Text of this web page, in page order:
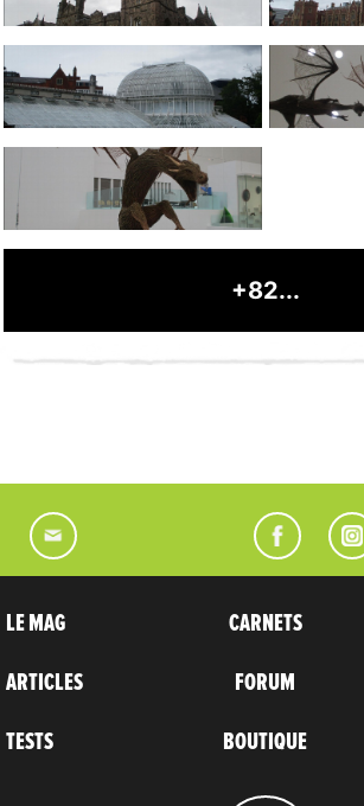
+82...
LE MAG
ARTICLES
TESTS
CARNETS
FORUM
BOUTIQUE